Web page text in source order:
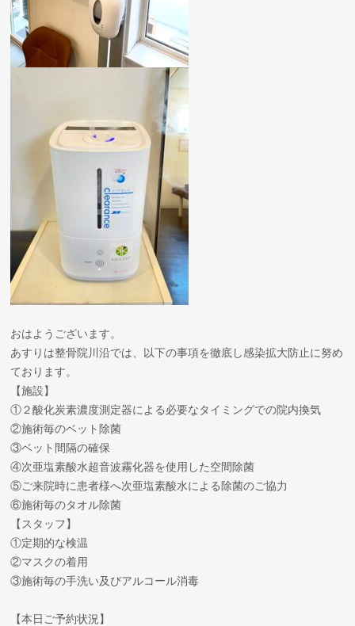
おはようございます。
あすりは整骨院川沿では、以下の事項を徹底し感染拡大防止に努め
ております。
【施設】
①２酸化炭素濃度測定器による必要なタイミングでの院内換気
②施術毎のベット除菌
③ベット間隔の確保
④次亜塩素酸水超音波霧化器を使用した空間除菌
⑤ご来院時に患者様へ次亜塩素酸水による除菌のご協力
⑥施術毎のタオル除菌
【スタッフ】
①定期的な検温
②マスクの着用
③施術毎の手洗い及びアルコール消毒
【本日ご予約状況】